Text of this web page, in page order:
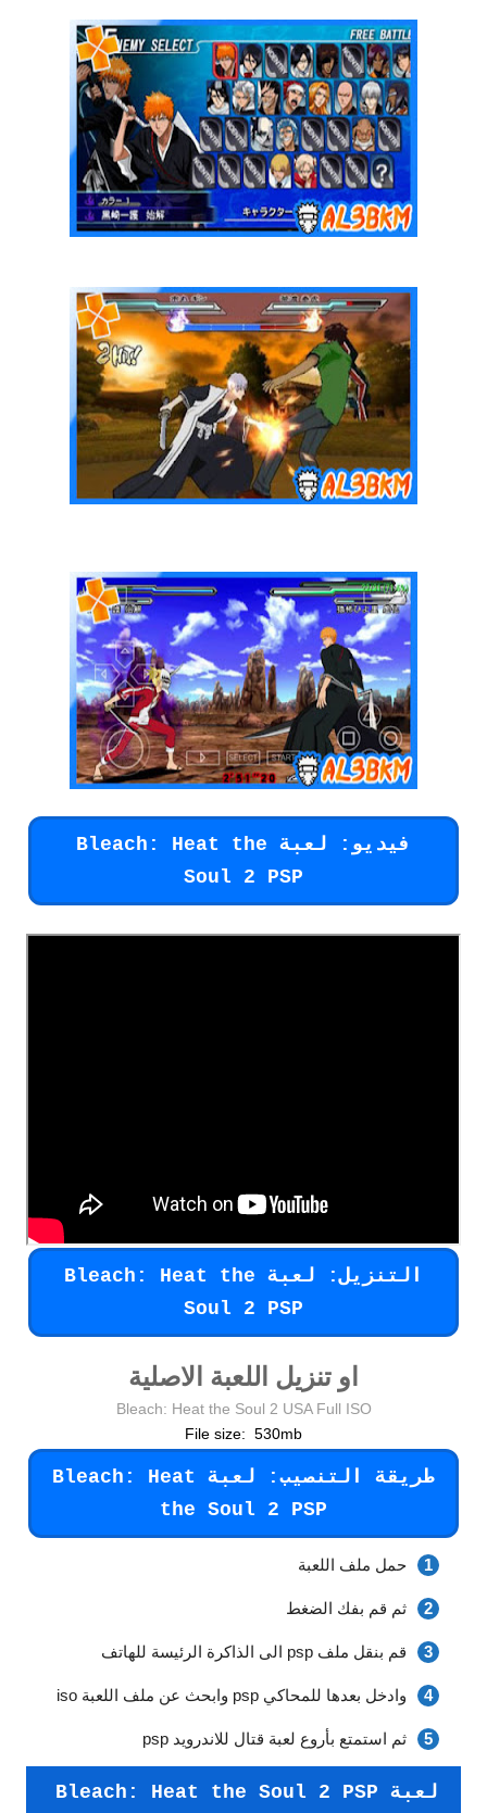
فيديو: لعبة Bleach: Heat the
Soul 2 PSP
التنزيل: لعبة Bleach: Heat the
Soul 2 PSP
او تنزيل اللعبة الاصلية
Bleach: Heat the Soul 2 USA Full ISO
File size: 530mb
طريقة التنصيب: لعبة Bleach: Heat
the Soul 2 PSP
حمل ملف اللعبة
ثم قم بفك الضغط
قم بنقل ملف psp الى الذاكرة الرئيسة للهاتف
وادخل بعدها للمحاكي psp وابحث عن ملف اللعبة iso
ثم استمتع بأروع لعبة قتال للاندرويد psp
لعبة Bleach: Heat the Soul 2 PSP